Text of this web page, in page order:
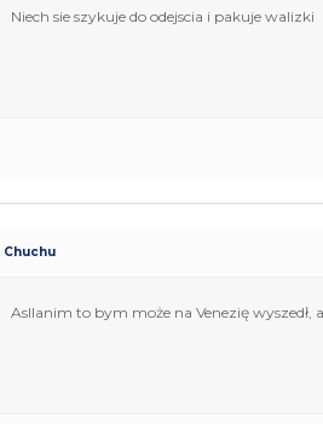
Niech sie szykuje do odejscia i pakuje walizki
Chuchu
Asllanim to bym może na Venezię wyszedł,